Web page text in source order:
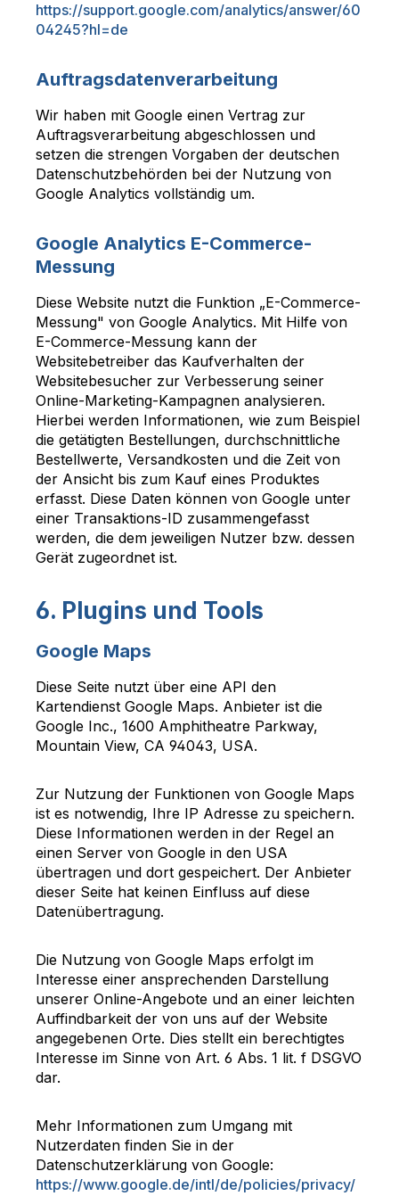
https://support.google.com/analytics/answer/60
04245?hl=de
Auftragsdatenverarbeitung
Wir haben mit Google einen Vertrag zur
Auftragsverarbeitung abgeschlossen und
setzen die strengen Vorgaben der deutschen
Datenschutzbehörden bei der Nutzung von
Google Analytics vollständig um.
Google Analytics E-Commerce-
Messung
Diese Website nutzt die Funktion „E-Commerce-
Messung" von Google Analytics. Mit Hilfe von
E-Commerce-Messung kann der
Websitebetreiber das Kaufverhalten der
Websitebesucher zur Verbesserung seiner
Online-Marketing-Kampagnen analysieren.
Hierbei werden Informationen, wie zum Beispiel
die getätigten Bestellungen, durchschnittliche
Bestellwerte, Versandkosten und die Zeit von
der Ansicht bis zum Kauf eines Produktes
erfasst. Diese Daten können von Google unter
einer Transaktions-ID zusammengefasst
werden, die dem jeweiligen Nutzer bzw. dessen
Gerät zugeordnet ist.
6. Plugins und Tools
Google Maps
Diese Seite nutzt über eine API den
Kartendienst Google Maps. Anbieter ist die
Google Inc., 1600 Amphitheatre Parkway,
Mountain View, CA 94043, USA.
Zur Nutzung der Funktionen von Google Maps
ist es notwendig, Ihre IP Adresse zu speichern.
Diese Informationen werden in der Regel an
einen Server von Google in den USA
übertragen und dort gespeichert. Der Anbieter
dieser Seite hat keinen Einfluss auf diese
Datenübertragung.
Die Nutzung von Google Maps erfolgt im
Interesse einer ansprechenden Darstellung
unserer Online-Angebote und an einer leichten
Auffindbarkeit der von uns auf der Website
angegebenen Orte. Dies stellt ein berechtigtes
Interesse im Sinne von Art. 6 Abs. 1 lit. f DSGVO
dar.
Mehr Informationen zum Umgang mit
Nutzerdaten finden Sie in der
Datenschutzerklärung von Google:
https://www.google.de/intl/de/policies/privacy/